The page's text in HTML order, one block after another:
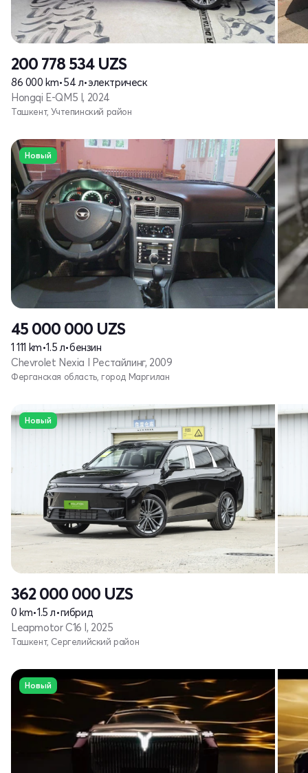
200 778 534 UZS
86 000 km•54 л•электрическ
Hongqi E-QM5 I, 2024
Ташкент, Учтепинский район
Новый
45 000 000 UZS
1 111 km•1.5 л•бензин
Chevrolet Nexia I Рестайлинг, 2009
Ферганская область, город Маргилан
Новый
362 000 000 UZS
0 km•1.5 л•гибрид
Leapmotor C16 I, 2025
Ташкент, Сергелийский район
Новый